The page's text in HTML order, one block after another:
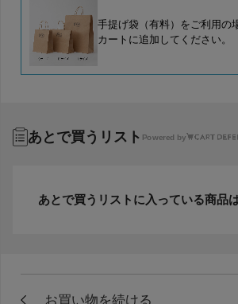
手提げ袋（有料）をご利用の
カートに追加してください。
あとで買うリスト Powered by
あとで買うリストに入っている商品